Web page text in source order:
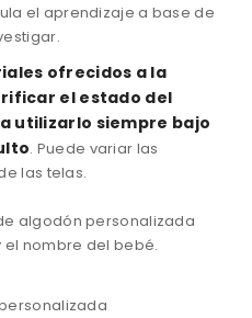
el aprendizaje a base de
ofrecidos a la
el estado del
utilizarlo siempre bajo
. Puede variar las
las telas.
algodón personalizada
el nombre del bebé.